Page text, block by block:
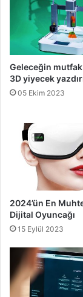
Geleceğin
3D yiyecek
05 Ekim 2023
2024’ün En
Dijital Oyuncağı
15 Eylül 2023